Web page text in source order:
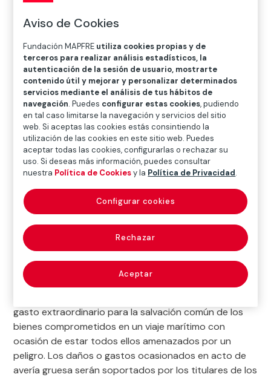
O
Diccionario de seguros
avería gruesa
(general average)
Daño producido intencionadamente en un buque o en
las mercancías que transporta para evitar otros
mayores en el propio buque o en su carga. Su cuantía
se distribuye proporcionalmente entre las partes
beneficiadas de esa conducta intencionada (dueño
del buque, propietario de las mercancías, asegurador,
fletador, etc.). Existe acto de avería gruesa cuando,
gasto extraordinario para la salvación común de los
bienes comprometidos en un viaje marítimo con
ocasión de estar todos ellos amenazados por un
peligro. Los daños o gastos ocasionados en acto de
avería gruesa serán soportados por los titulares de los
Aviso de Cookies
Fundación MAPFRE utiliza cookies propias y de
terceros para realizar análisis estadísticos, la
autenticación de la sesión de usuario, mostrarte
contenido útil y mejorar y personalizar determinados
servicios mediante el análisis de tus hábitos de
navegación. Puedes configurar estas cookies, pudiendo
en tal caso limitarse la navegación y servicios del sitio
web. Si aceptas las cookies estás consintiendo la
utilización de las cookies en este sitio web. Puedes
aceptar todas las cookies, configurarlas o rechazar su
uso. Si deseas más información, puedes consultar
nuestra Política de Cookiesy la Política de Privacidad.
Rechazar
Aceptar
Configurar cookies